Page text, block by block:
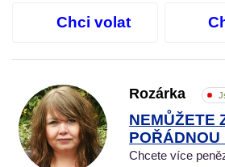
Chci volat
Rozárka
NEMŮŽETE
POŘÁDNOU
Chcete více